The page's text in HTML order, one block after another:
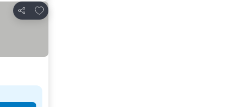
Deli
Dodati u favorite